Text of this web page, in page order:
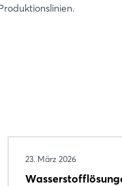
23. März 2026